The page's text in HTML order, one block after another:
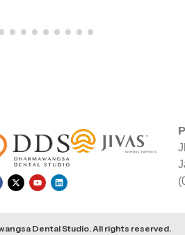
Dental Studio. All rights reserved.